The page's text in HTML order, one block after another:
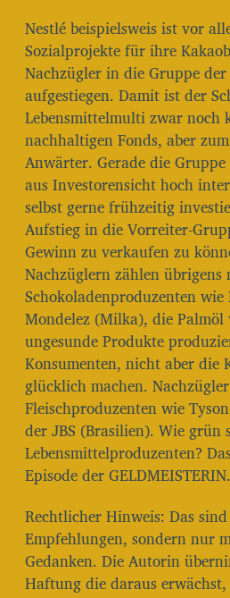
Nestlé beispielsweis ist vor
Sozialprojekte für ihre
Nachzügler in die Gruppe
aufgestiegen. Damit ist der
Lebensmittelmulti zwar
nachhaltigen Fonds, aber
Anwärter. Gerade die
aus Investorensicht hoch
selbst gerne frühzeitig
Aufstieg in die Vorreiter-
Gewinn zu verkaufen zu
Nachzüglern zählen übrigens
Schokoladenproduzenten
Mondelez (Milka), die Palmöl
ungesunde Produkte
Konsumenten, nicht aber die
glücklich machen.
Fleischproduzenten wie
der JBS (Brasilien). Wie grün
Lebensmittelproduzenten?
Episode der
Rechtlicher Hinweis: Das
Empfehlungen, sondern nur
Gedanken. Die Autorin
Haftung die daraus erwächst,